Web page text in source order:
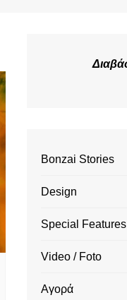
Bonzai Stories
Design
Special Features
Video / Foto
Αγορά